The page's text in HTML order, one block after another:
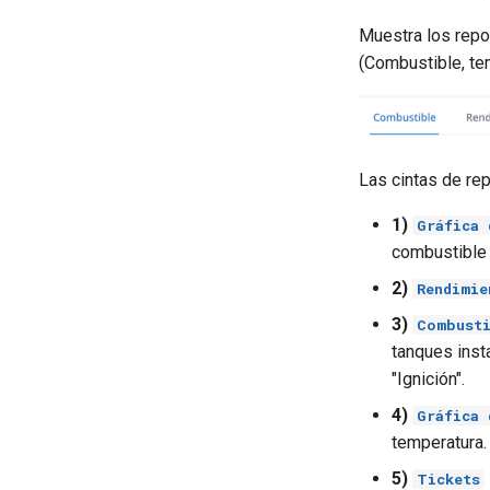
Muestra los
(Combustible,
Las cintas de
1) Gráfica
combustible
2)
3)
tanques
"Ignición".
4) Gráfica
temperatura.
5) Tickets